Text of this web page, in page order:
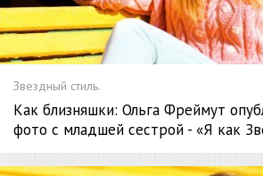
Звездный стиль.
Как близняшки: Ольга Фреймут
фото с младшей сестрой - «Я как